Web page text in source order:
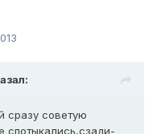
сразу советую
спотыкались,сзади-